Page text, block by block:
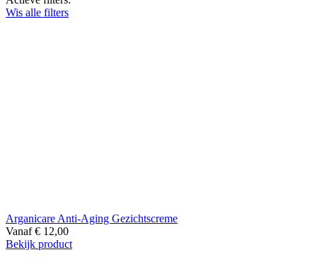
Wis alle filters
Arganicare Anti-Aging Gezichtscreme
Vanaf € 12,00
Bekijk product